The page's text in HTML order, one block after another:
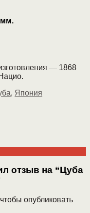
мм.
— 1868
, Япония
отзыв на “Цуба
опубликовать